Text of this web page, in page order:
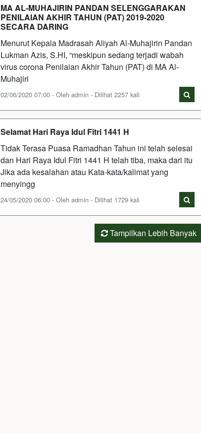
MA AL-MUHAJIRIN PANDAN SELENGGARAKAN
PENILAIAN AKHIR TAHUN (PAT) 2019-2020
SECARA DARING
Menurut Kepala Madrasah Aliyah Al-Muhajirin Pandan
Lukman Azis, S.HI, “meskipun sedang terjadi wabah
virus corona Penilaian Akhir Tahun (PAT) di MA Al-
Muhajiri
02/06/2020 07:00 - Oleh admin - Dilihat 2257 kali
Selamat Hari Raya Idul Fitri 1441 H
Tidak Terasa Puasa Ramadhan Tahun ini telah selesai
dan Hari Raya Idul Fitri 1441 H telah tiba, maka dari itu
Jika ada kesalahan atau Kata-kata/kalimat yang
menyingg
24/05/2020 06:00 - Oleh admin - Dilihat 1729 kali
Tampilkan Lebih Banyak